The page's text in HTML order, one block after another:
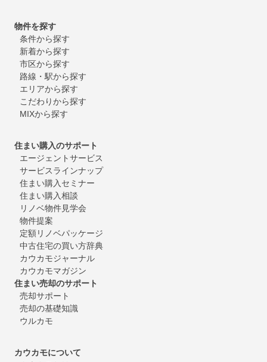
物件を探す
条件から探す
新着から探す
市区から探す
路線・駅から探す
エリアから探す
こだわりから探す
MIXから探す
住まい購入のサポート
エージェントサービス
サービスラインナップ
住まい購入セミナー
住まい購入相談
リノベ物件見学会
物件提案
定額リノベパッケージ
中古住宅の買い方辞典
カウカモジャーナル
カウカモマガジン
住まい売却のサポート
売却サポート
売却の基礎知識
ウルカモ
カウカモについて